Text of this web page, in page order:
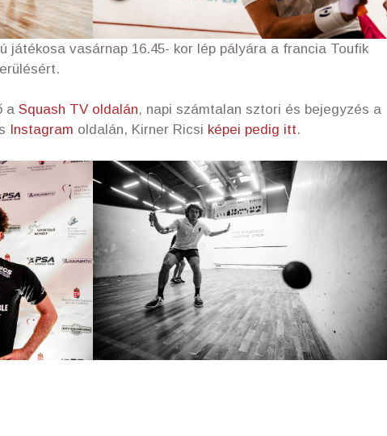
játékosa vasárnap 16.45- kor lép pályára a francia Toufik
a Squash TV oldalán, napi számtalan sztori és bejegyzés a
Instagram oldalán, Kirner Ricsi képei pedig itt.